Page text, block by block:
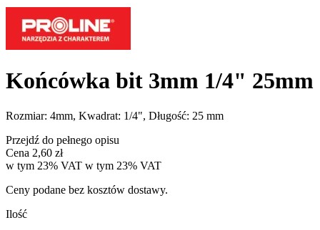
Końcówka bit 3mm 1/4" 25mm
Rozmiar: 4mm, Kwadrat: 1/4", Długość: 25 mm
Przejdź do pełnego opisu
Cena 2,60 zł
w tym 23% VAT w tym 23% VAT
Ceny podane bez kosztów dostawy.
Ilość